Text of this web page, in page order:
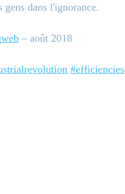
dans l'ignorance.
– août 2018
#efficiencies